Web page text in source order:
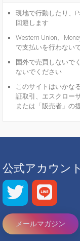
現地で行動したり、
回避します
Western Union、
で支払いを行わない
国外で売買しないで
ないでください
このサイトはいかな
証取引、エスクロー
または「販売者」の
公式アカウント
メールマガジン